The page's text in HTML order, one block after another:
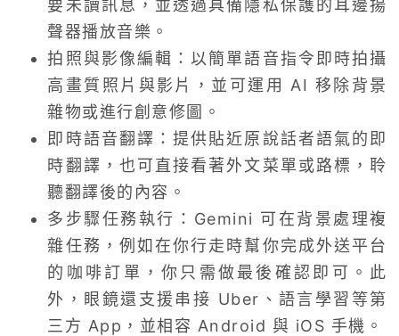
要未讀訊息，並透過具備隱私保護的耳邊揚
聲器播放音樂。
拍照與影像編輯：以簡單語音指令即時拍攝
高畫質照片與影片，並可運用 AI 移除背景
雜物或進行創意修圖。
即時語音翻譯：提供貼近原說話者語氣的即
時翻譯，也可直接看著外文菜單或路標，聆
聽翻譯後的內容。
多步驟任務執行：Gemini 可在背景處理複
雜任務，例如在你行走時幫你完成外送平台
的咖啡訂單，你只需做最後確認即可。此
外，眼鏡還支援串接 Uber、語言學習等第
三方 App，並相容 Android 與 iOS 手機。